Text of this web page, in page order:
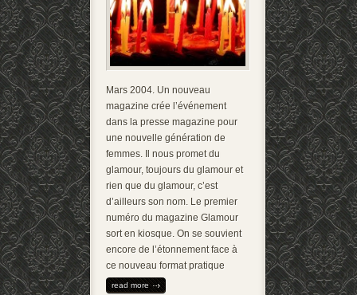
Mars 2004. Un nouveau
magazine crée l’événement
dans la presse magazine pour
une nouvelle génération de
femmes. Il nous promet du
glamour, toujours du glamour et
rien que du glamour, c’est
d’ailleurs son nom. Le premier
numéro du magazine Glamour
sort en kiosque. On se souvient
encore de l’étonnement face à
ce nouveau format pratique
read more